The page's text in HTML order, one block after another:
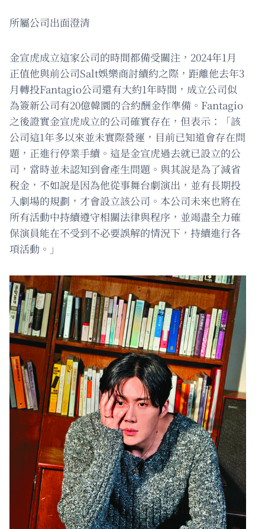
所屬公司出面澄清
金宣虎成立這家公司的時間都備受關注，2024年1月
正值他與前公司Salt娛樂商討續約之際，距離他去年3
月轉投Fantagio公司還有大約1年時間，成立公司似
為簽新公司有20億韓圜的合約酬金作準備。Fantagio
之後證實金宣虎成立的公司確實存在，但表示：「該
公司這1年多以來並未實際營運，目前已知道會存在問
題，正進行停業手續。這是金宣虎過去就已設立的公
司，當時並未認知到會產生問題。與其說是為了減省
稅金，不如說是因為他從事舞台劇演出，並有長期投
入劇場的規劃，才會設立該公司。本公司未來也將在
所有活動中持續遵守相關法律與程序，並竭盡全力確
保演員能在不受到不必要誤解的情況下，持續進行各
項活動。」